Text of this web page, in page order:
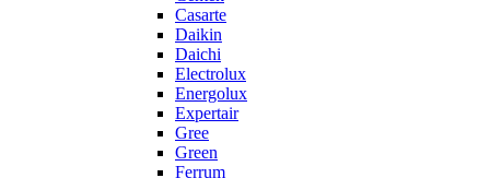
Casarte
Daikin
Daichi
Electrolux
Energolux
Expertair
Gree
Green
Ferrum